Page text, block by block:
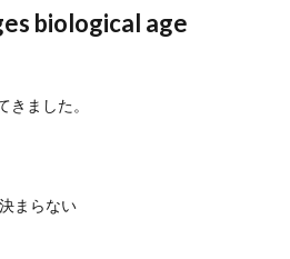
biological age
ました。
まらない